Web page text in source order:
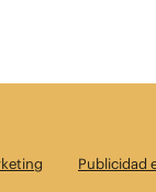
Publicidad